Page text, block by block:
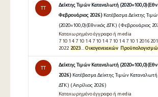
TT
Δείκτης Τιμών Καταναλωτή
Φεβρουάριος 2026 ) Κατέβασμα Δείκτης
(2020=100,0)(Εθνικός ΔΤΚ ) ( Φεβρουάριος
Καταχωρημένο έγγραφο ή media
7 10 1 4 7 10 1 4 7 10 1 4 7 10 1 4 7 10 1 2016
2022 2023... Οικογενειακών
TT
Δείκτης Τιμών Καταναλωτή
2026 ) Κατέβασμα Δείκτης Τιμών
ΔΤΚ ) ( Απρίλιος 2026 )
Καταχωρημένο έγγραφο ή media